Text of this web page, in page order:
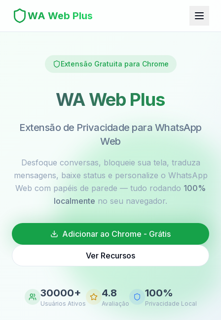
WA Web Plus
Extensão Gratuita para Chrome
WA Web Plus
Extensão de Privacidade para WhatsApp
Web
Desfoque conversas, bloqueie sua tela, traduza
mensagens, baixe status e personalize o WhatsApp
Web com papéis de parede — tudo rodando 100%
localmente no seu navegador.
Adicionar ao Chrome - Grátis
Ver Recursos
30000+
Usuários Ativos
4.8
Avaliação
100%
Privacidade Local